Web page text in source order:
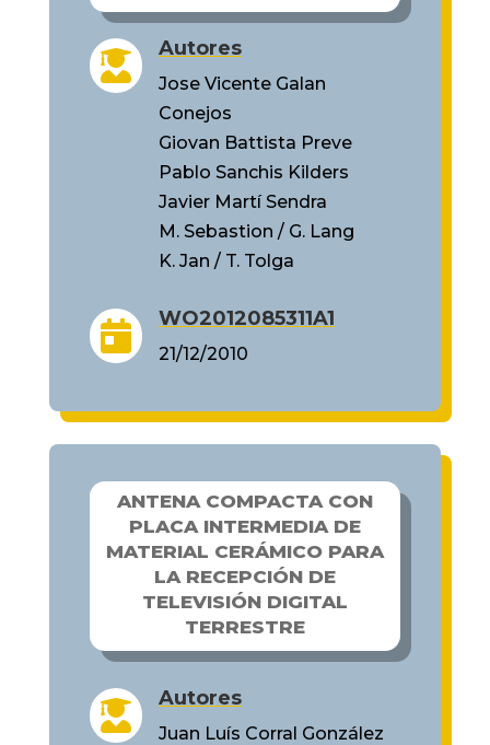
 Autores
Jose Vicente Galan
Conejos
Giovan Battista Preve
Pablo Sanchis Kilders
Javier Martí Sendra
M. Sebastion / G. Lang
K. Jan / T. Tolga
 WO2012085311A1
21/12/2010
ANTENA COMPACTA CON
PLACA INTERMEDIA DE
MATERIAL CERÁMICO PARA
LA RECEPCIÓN DE
TELEVISIÓN DIGITAL
TERRESTRE
 Autores
Juan Luís Corral González